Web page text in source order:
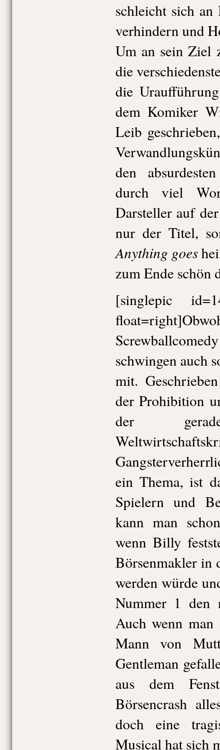
schleicht sich
verhindern und
Um an sein Ziel
die
die
dem Komiker
Leib
den
durch viel
Darsteller auf
nur der Titel,
Anything goes
zum Ende schön
[singlepic
schwingen auch
mit.
der Prohibition
der
ein Thema, ist
Spielern und
kann man
wenn Billy
Börsenmakler in
werden würde
Nummer 1 den
Auch wenn man
Mann von
Gentleman
aus dem
Börsencrash
doch eine
Musical hat sich